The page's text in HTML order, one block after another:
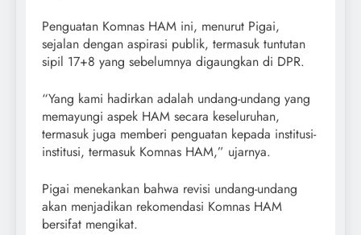
Penguatan Komnas HAM ini, menurut Pigai,
sejalan dengan aspirasi publik, termasuk tuntutan
sipil 17+8 yang sebelumnya digaungkan di DPR.
“Yang kami hadirkan adalah undang-undang yang
memayungi aspek HAM secara keseluruhan,
termasuk juga memberi penguatan kepada institusi-
institusi, termasuk Komnas HAM,” ujarnya.
Pigai menekankan bahwa revisi undang-undang
akan menjadikan rekomendasi Komnas HAM
bersifat mengikat.